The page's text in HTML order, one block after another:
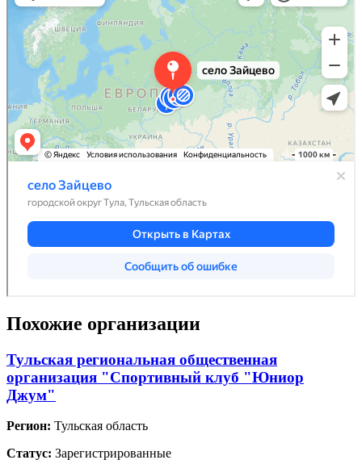
Похожие организации
Тульская региональная общественная
организация "Спортивный клуб "Юниор
Джум"
Регион: Тульская область
Статус: Зарегистрированные